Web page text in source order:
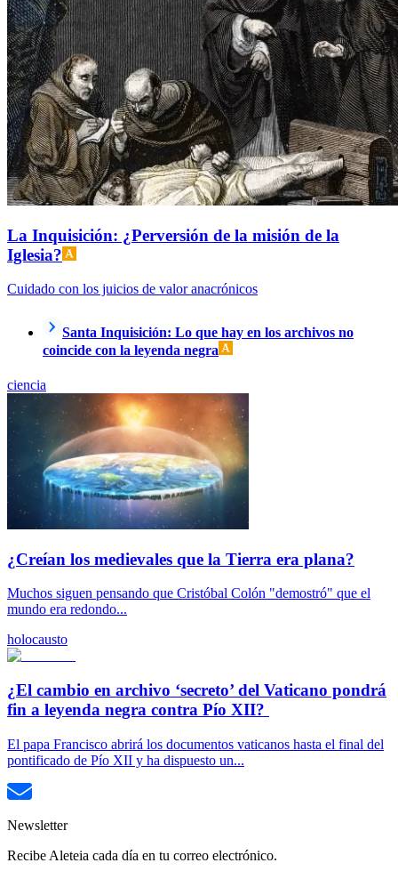
La Inquisición: ¿Perversión de la misión de la
Iglesia?
Cuidado con los juicios de valor anacrónicos
Santa Inquisición: Lo que hay en los archivos no
coincide con la leyenda negra
ciencia
¿Creían los medievales que la Tierra era plana?
Muchos siguen pensando que Cristóbal Colón "demostró" que el
mundo era redondo...
holocausto
¿El cambio en archivo ‘secreto’ del Vaticano pondrá
fin a leyenda negra contra Pío XII?
El papa Francisco abrirá los documentos vaticanos hasta el final del
pontificado de Pío XII y ha dispuesto un...
Newsletter
Recibe Aleteia cada día en tu correo electrónico.